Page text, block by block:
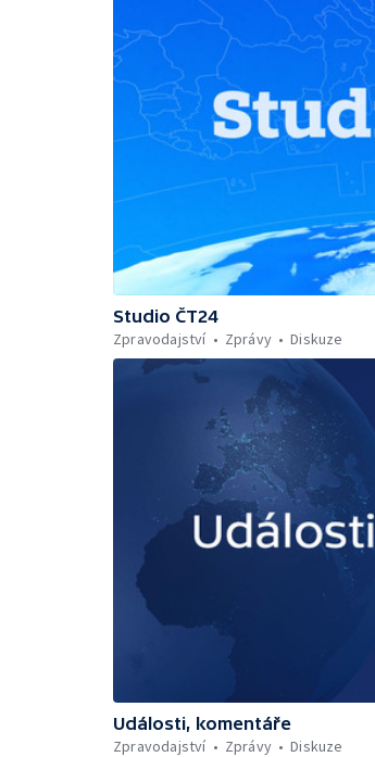
Studio ČT24
Zpravodajství
Zprávy Diskuze
Události, komentáře
Zpravodajství
Zprávy Diskuze